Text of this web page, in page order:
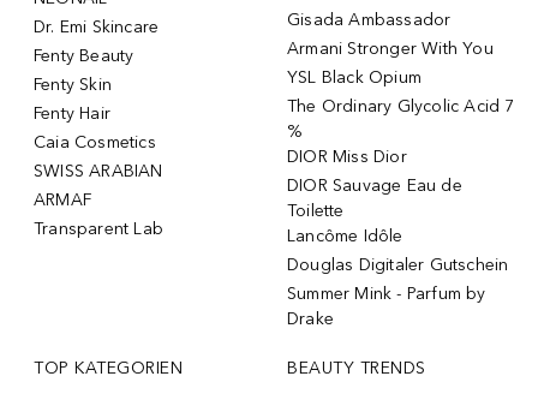
Dr. Emi Skincare
Fenty Beauty
Fenty Skin
Fenty Hair
Caia Cosmetics
SWISS ARABIAN
ARMAF
Transparent Lab
Gisada Ambassador
Armani Stronger With You
YSL Black Opium
The Ordinary Glycolic Acid 7
%
DIOR Miss Dior
DIOR Sauvage Eau de
Toilette
Lancôme Idôle
Douglas Digitaler Gutschein
Summer Mink - Parfum by
Drake
TOP KATEGORIEN BEAUTY TRENDS